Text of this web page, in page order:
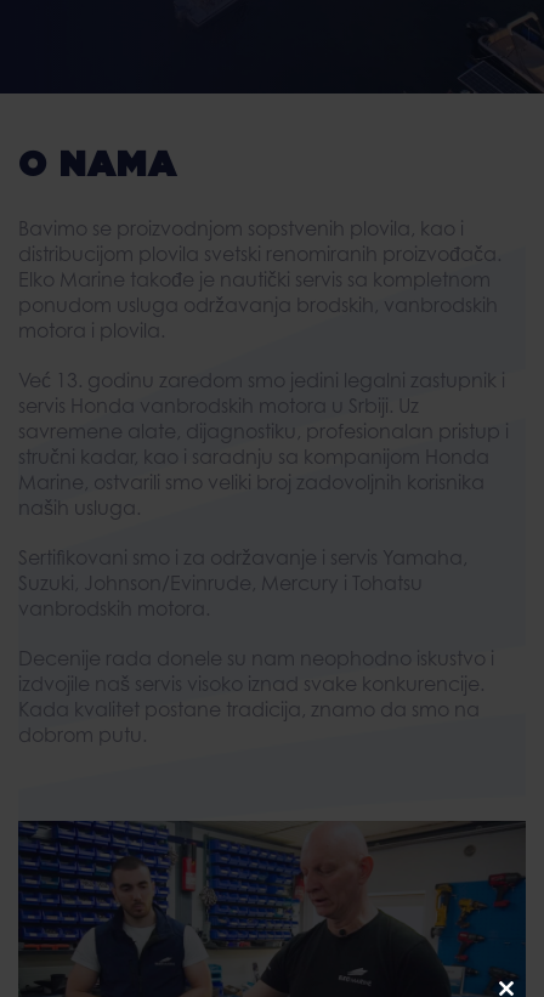
O NAMA
Bavimo se proizvodnjom sopstvenih plovila, kao i
distribucijom plovila svetski renomiranih proizvođača.
Elko Marine takođe je nautički servis sa kompletnom
ponudom usluga održavanja brodskih, vanbrodskih
motora i plovila.
Već 13. godinu zaredom smo jedini legalni zastupnik i
servis Honda vanbrodskih motora u Srbiji. Uz
savremene alate, dijagnostiku, profesionalan pristup i
stručni kadar, kao i saradnju sa kompanijom Honda
Marine, ostvarili smo veliki broj zadovoljnih korisnika
naših usluga.
Sertifikovani smo i za održavanje i servis Yamaha,
Suzuki, Johnson/Evinrude, Mercury i Tohatsu
vanbrodskih motora.
Decenije rada donele su nam neophodno iskustvo i
izdvojile naš servis visoko iznad svake konkurencije.
Kada kvalitet postane tradicija, znamo da smo na
dobrom putu.